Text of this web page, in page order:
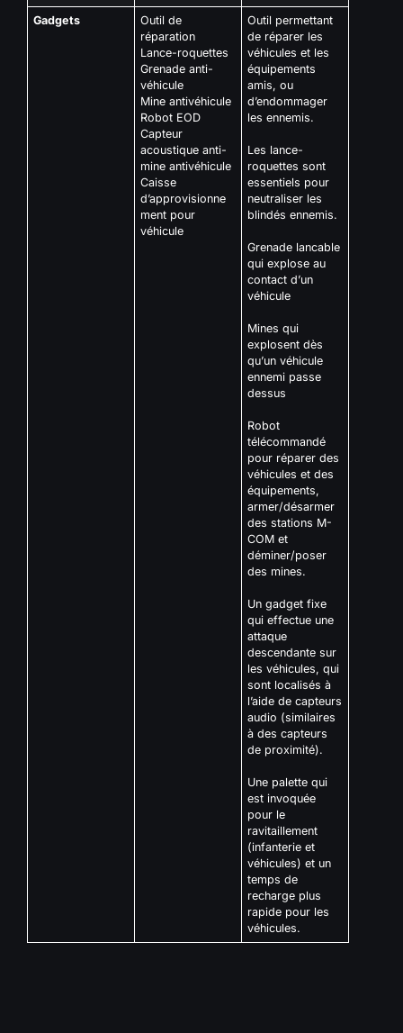
Gadgets
Outil de
réparation
Lance-roquettes
Grenade anti-
véhicule
Mine antivéhicule
Robot EOD
Capteur
acoustique anti-
mine antivéhicule
Caisse
d’approvisionne
ment pour
véhicule
Outil permettant
de réparer les
véhicules et les
équipements
amis, ou
d’endommager
les ennemis.
Les lance-
roquettes sont
essentiels pour
neutraliser les
blindés ennemis.
Grenade lancable
qui explose au
contact d’un
véhicule
Mines qui
explosent dès
qu’un véhicule
ennemi passe
dessus
Robot
télécommandé
pour réparer des
véhicules et des
équipements,
armer/désarmer
des stations M-
COM et
déminer/poser
des mines.
Un gadget fixe
qui effectue une
attaque
descendante sur
les véhicules, qui
sont localisés à
l’aide de capteurs
audio (similaires
à des capteurs
de proximité).
Une palette qui
est invoquée
pour le
ravitaillement
(infanterie et
véhicules) et un
temps de
recharge plus
rapide pour les
véhicules.